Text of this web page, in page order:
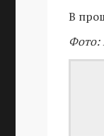
В
Фото: